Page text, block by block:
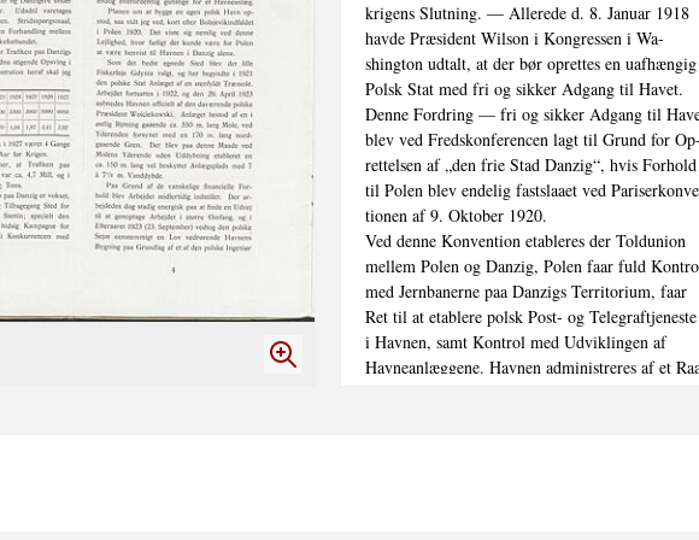
krigens Slutning. — Allerede d. 8. Januar 1918
havde Præsident Wilson i Kongressen i Wa-
shington udtalt, at der bør oprettes en uafhængig
Polsk Stat med fri og sikker Adgang til Havet.
Denne Fordring — fri og sikker Adgang til
blev ved Fredskonferencen lagt til Grund for Op-
rettelsen af „den frie Stad Danzig“, hvis Forhold
til Polen blev endelig fastslaaet ved
tionen af 9. Oktober 1920.
Ved denne Konvention etableres der Toldunion
mellem Polen og Danzig, Polen faar fuld
med Jernbanerne paa Danzigs Territorium, faar
Ret til at etablere polsk Post- og Telegraftjeneste
i Havnen, samt Kontrol med Udviklingen af
Havneanlæggene. Havnen administreres af et